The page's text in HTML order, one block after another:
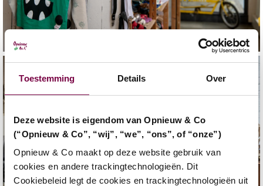
Toestemming Details Over
Deze website is eigendom van Opnieuw & Co
(“Opnieuw & Co”, “wij”, “we”, “ons”, of “onze”)
Opnieuw & Co maakt op deze website gebruik van
cookies en andere trackingtechnologieën. Dit
Cookiebeleid legt de cookies en trackingtechnologieën uit